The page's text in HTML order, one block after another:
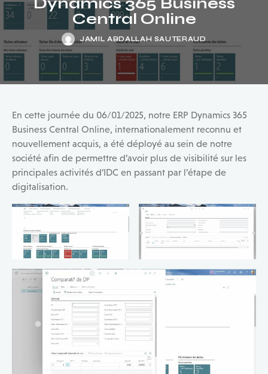
Central Online
JAMIL ABDALLAH SAUTERAUD
En cette journée du 06/01/2025, notre ERP Dynamics 365
Business Central Online, internationalement reconnu et
nouvellement acquis, a été déployé au sein de notre
société afin de permettre d’avoir plus de visibilité sur les
principales activités d’IDC en passant par l’étape de
digitalisation.